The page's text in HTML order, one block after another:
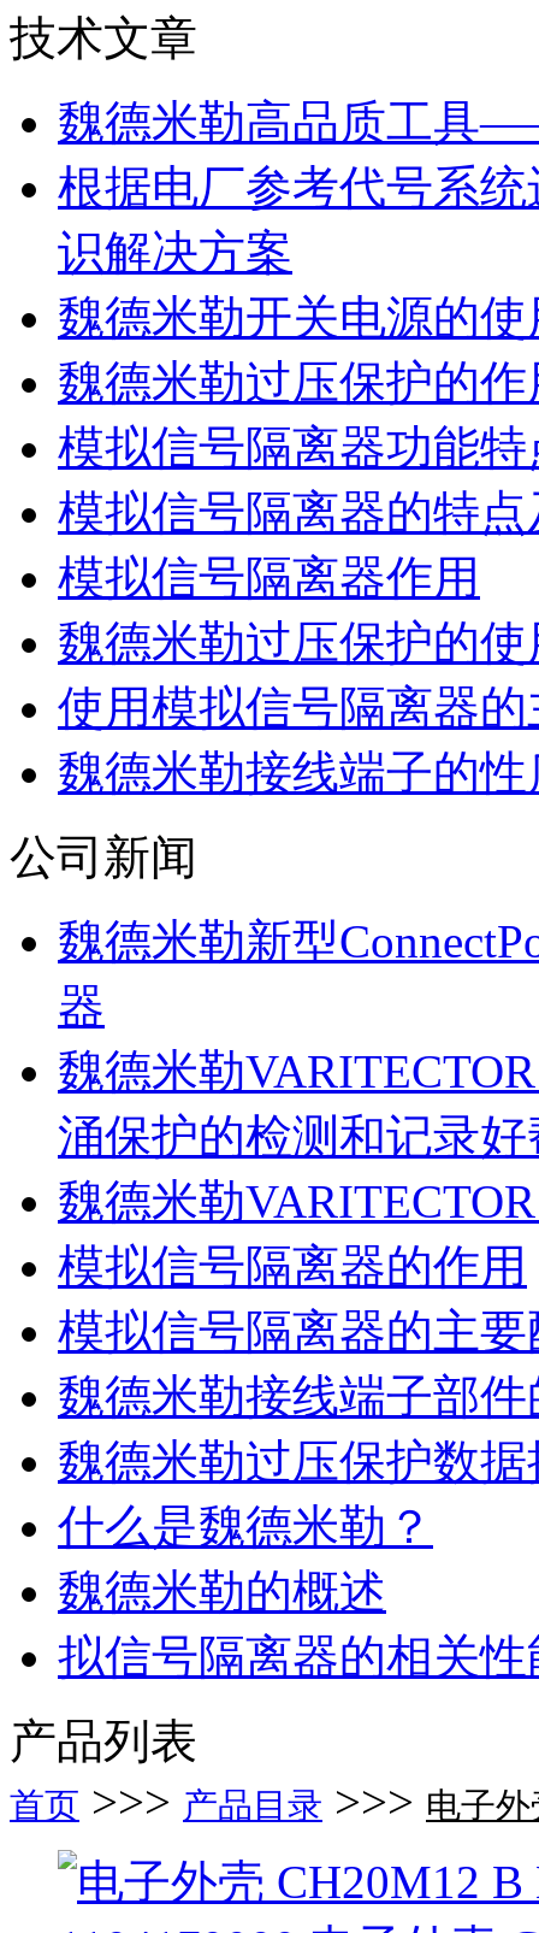
技术文章
魏德米勒高品质工具
根据电厂参考代号系
识解决方案
魏德米勒开关电源的
魏德米勒过压保护的作
模拟信号隔离器功能
模拟信号隔离器的特
模拟信号隔离器作用
魏德米勒过压保护的使
使用模拟信号隔离器
魏德米勒接线端子的性
公司新闻
魏德米勒新型
器
魏德米勒
涌保护的检测和记录好
魏德米勒
模拟信号隔离器的作用
模拟信号隔离器的主
魏德米勒接线端子部
魏德米勒过压保护数
什么是魏德米勒？
魏德米勒的概述
拟信号隔离器的相关性
产品列表
首页 >>> 产品目录 >>> 电子